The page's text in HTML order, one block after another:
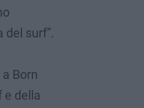
del surf”.
Born
e della